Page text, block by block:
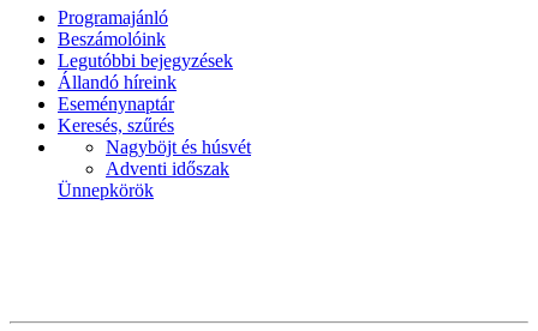
Programajánló
Beszámolóink
Legutóbbi bejegyzések
Állandó híreink
Eseménynaptár
Keresés, szűrés
Nagyböjt és húsvét
Adventi időszak
Ünnepkörök